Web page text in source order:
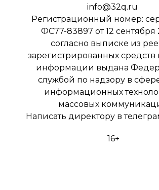
info@32q.ru
Регистрационный номер:
ФС77-83897 от 12 сентября
согласно выписке из
зарегистрированных средств
информации выдана
службой по надзору в
информационных
массовых
Написать директору в
16+